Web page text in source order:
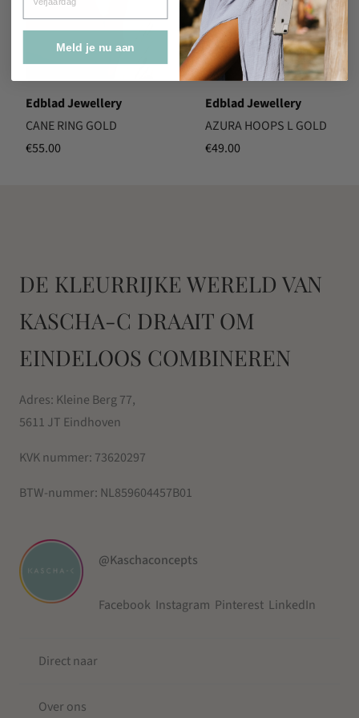
Edblad Jewellery
CANE RING GOLD
€55.00
Edblad Jewellery
AZURA HOOPS L GOLD
€49.00
DE KLEURRIJKE WERELD VAN
KASCHA-C DRAAIT OM
EINDELOOS COMBINEREN
Adres: Kleine Berg 77,
5611 JT Eindhoven
KVK nummer: 73620297
BTW-nummer: NL859604457B01
@Kaschaconcepts
Facebook Instagram Pinterest LinkedIn
Direct naar
Over ons
Meld je nu aan